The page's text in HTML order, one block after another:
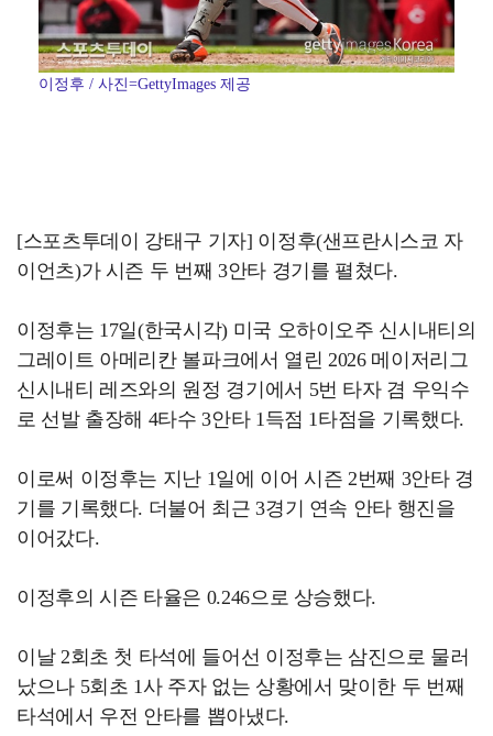
이정후 / 사진=GettyImages 제공
[스포츠투데이 강태구 기자] 이정후(샌프란시스코 자
이언츠)가 시즌 두 번째 3안타 경기를 펼쳤다.
이정후는 17일(한국시각) 미국 오하이오주 신시내티의
그레이트 아메리칸 볼파크에서 열린 2026 메이저리그
신시내티 레즈와의 원정 경기에서 5번 타자 겸 우익수
로 선발 출장해 4타수 3안타 1득점 1타점을 기록했다.
이로써 이정후는 지난 1일에 이어 시즌 2번째 3안타 경
기를 기록했다. 더불어 최근 3경기 연속 안타 행진을
이어갔다.
이정후의 시즌 타율은 0.246으로 상승했다.
이날 2회초 첫 타석에 들어선 이정후는 삼진으로 물러
났으나 5회초 1사 주자 없는 상황에서 맞이한 두 번째
타석에서 우전 안타를 뽑아냈다.